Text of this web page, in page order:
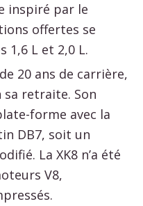
inspiré par le
offertes se
1,6 L et 2,0 L.
20 ans de carrière,
sa retraite. Son
forme avec la
DB7, soit un
La XK8 n’a été
V8,